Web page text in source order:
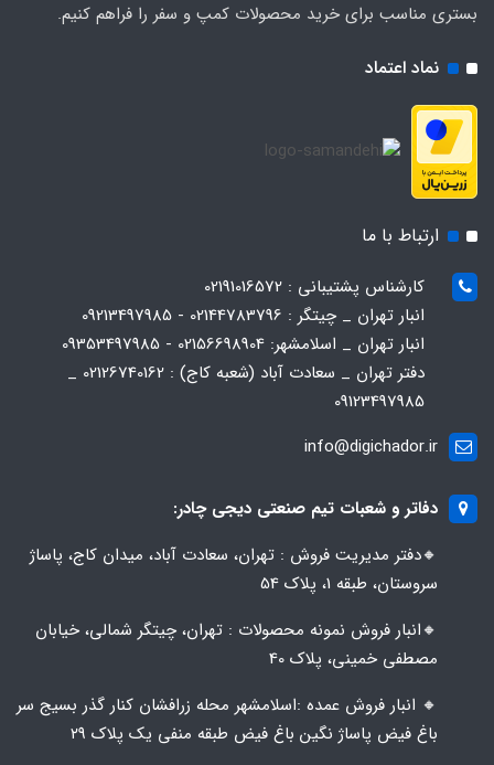
نماد اعتماد
بستری مناسب برای خرید محصولات کمپ و سفر را فراهم کنیم.
ارتباط با ما
کارشناس پشتیبانی : 02191016572
انبار تهران _ چیتگر : 02144783796 - 09213497985
انبار تهران _ اسلامشهر: 02156698904 - 09353497985
دفتر تهران _ سعادت آباد (شعبه کاج) : 02126740162 _
09123497985
info@digichador.ir
دفاتر و شعبات تیم صنعتی دیجی چادر:
🔸️​​دفتر مدیریت فروش : تهران، سعادت آباد، میدان کاج، پاساژ
سروستان، طبقه 1، پلاک 54
🔸️​​انبار فروش نمونه محصولات : تهران، چیتگر شمالی، خیابان
مصطفی خمینی، پلاک 40
🔸️ انبار فروش عمده :اسلامشهر محله زرافشان کنار گذر بسیج سر
باغ فیض پاساژ نگین باغ فیض طبقه منفی یک پلاک ۲۹